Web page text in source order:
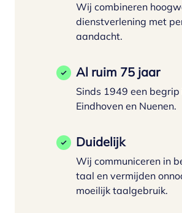
Wij combineren
dienstverlening met
aandacht.
Al ruim 75 jaar
Sinds 1949 een begrip
Eindhoven en Nuenen.
Duidelijk
Wij communiceren in
taal en vermijden
moeilijk taalgebruik.